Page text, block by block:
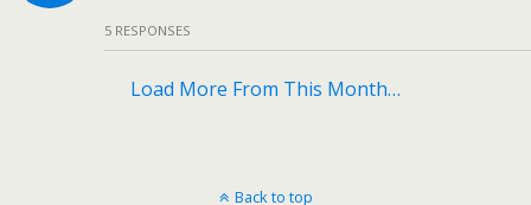
5 RESPONSES
Load More From This Month…
Back to top